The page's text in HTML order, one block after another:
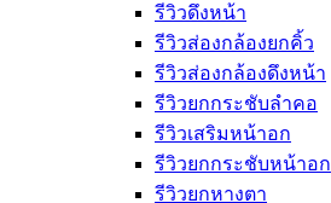
รีวิวดึงหน้า
รีวิวส่องกล้องยกคิ้ว
รีวิวส่องกล้องดึงหน้า
รีวิวยกกระชับลำคอ
รีวิวเสริมหน้าอก
รีวิวยกกระชับหน้าอก
รีวิวยกหางตา